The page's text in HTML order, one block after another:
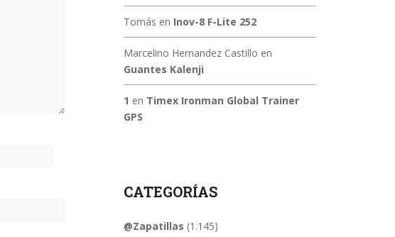
Tomás en Inov-8 F-Lite 252
Marcelino Hernandez Castillo en
Guantes Kalenji
1 en Timex Ironman Global Trainer
GPS
CATEGORÍAS
@Zapatillas (1.145)